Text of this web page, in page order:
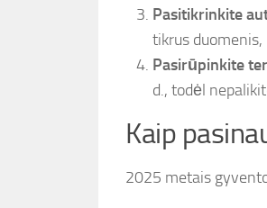
Pasitikrinkite
tikrus
Pasirūpinkite
d., todėl
Kaip
2025 metais